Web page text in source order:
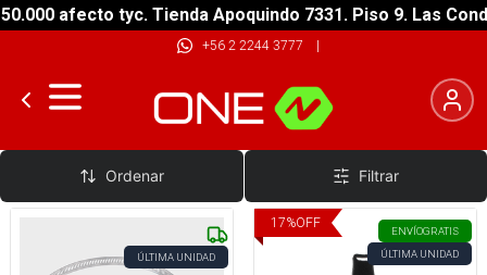
afecto tyc. Tienda Apoquindo 7331. Piso 9. Las
+56 2 2244 3777 |
Protecciones Superiores Moto
Ordenar Filtrar
ÚLTIMA UNIDAD
17%OFF
ENVÍOGRATIS
ÚLTIMA UNIDAD